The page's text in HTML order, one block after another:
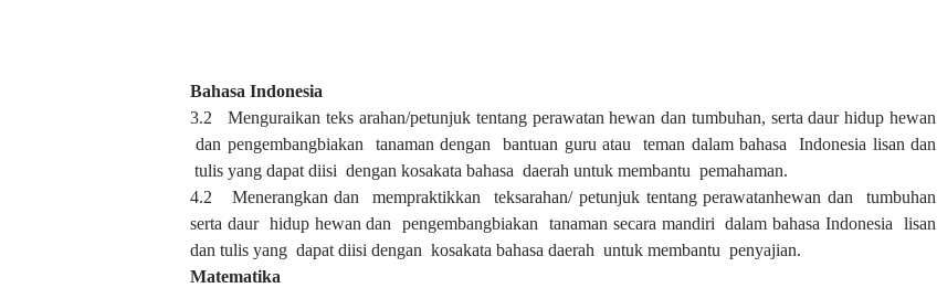
Bahasa Indonesia
3.2 Menguraikan teks arahan/petunjuk tentang perawatan hewan dan tumbuhan, serta daur hidup hewan
dan pengembangbiakan tanaman dengan bantuan guru atau teman dalam bahasa Indonesia lisan dan
tulis yang dapat diisi dengan kosakata bahasa daerah untuk membantu pemahaman.
4.2 Menerangkan dan mempraktikkan teksarahan/ petunjuk tentang perawatanhewan dan tumbuhan
serta daur hidup hewan dan pengembangbiakan tanaman secara mandiri dalam bahasa Indonesia lisan
dan tulis yang dapat diisi dengan kosakata bahasa daerah untuk membantu penyajian.
Matematika